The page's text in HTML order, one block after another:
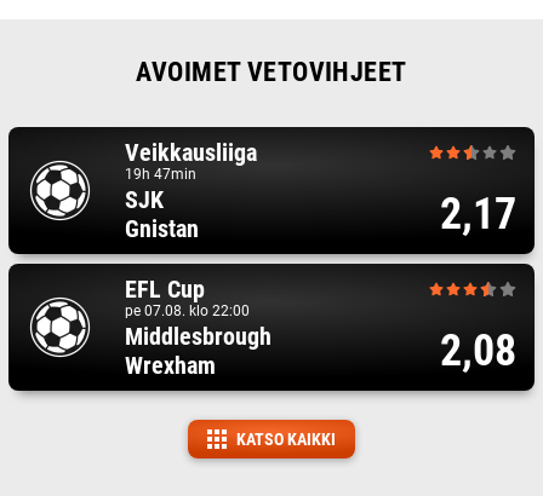
AVOIMET VETOVIHJEET
Veikkausliiga
19h 47min
SJK
Gnistan
2,17
EFL Cup
pe 07.08. klo 22:00
Middlesbrough
Wrexham
2,08
KATSO KAIKKI